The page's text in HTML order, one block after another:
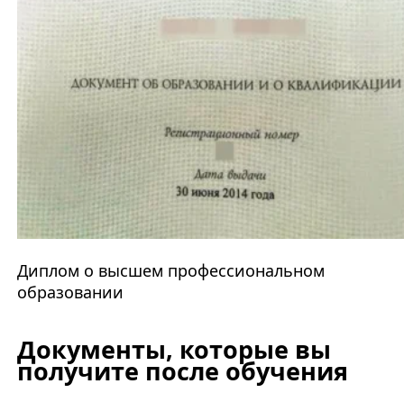
Диплом о высшем профессиональном
образовании
Документы, которые вы
получите после обучения